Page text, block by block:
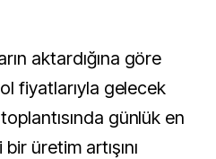
aktardığına göre
fiyatlarıyla gelecek
günlük en
üretim artışını